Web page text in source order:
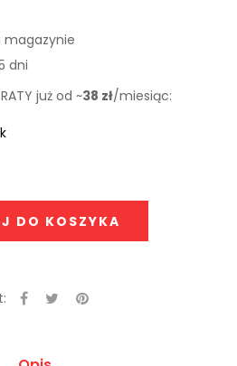
magazynie
dni
już od ~38 zł/miesiąc:
DO KOSZYKA